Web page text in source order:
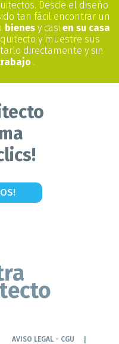
Desde el diseño
tan fácil encontrar un
bienes y casi en su casa
y muestre sus
directamente y sin
.
AVISO LEGAL - CGU